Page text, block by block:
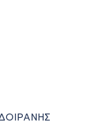
ΔΟΙΡΑΝΗΣ